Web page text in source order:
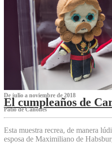
De julio a noviembre de 2018
El cumpleaños de
Patio de Cañones
Esta muestra recrea, de manera
esposa de Maximiliano de